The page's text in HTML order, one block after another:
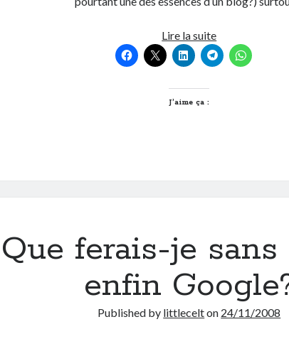
Lire la suitePapa
geek,
urbain,
J’aime ça :
Que ferais-je sans
enfin
Published by littlecelton 24/11/2008